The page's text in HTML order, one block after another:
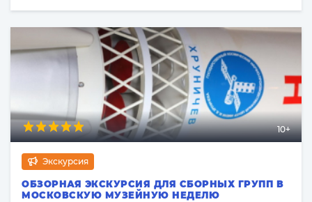
10+
Экскурсия
ОБЗОРНАЯ ЭКСКУРСИЯ ДЛЯ СБОРНЫХ ГРУПП В
МОСКОВСКУЮ МУЗЕЙНУЮ НЕДЕЛЮ